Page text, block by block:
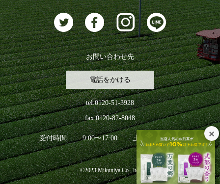
お問い合わせ先
電話をかける
tel.0120-51-3928
fax.0120-82-8048
受付時間 9:00〜17:00 土日祝日を除く
©2023 Mikuniya Co., ltd.